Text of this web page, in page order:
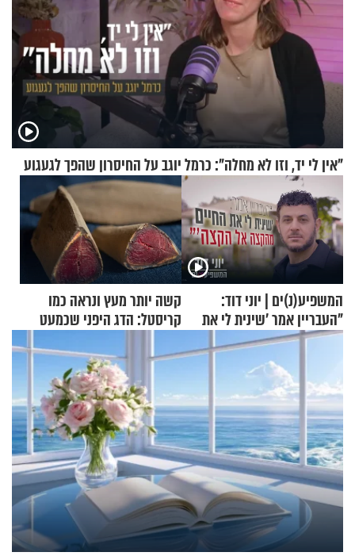
"אין לי יד, וזו לא מחלה": כרמל יוגב על החיסרון שהפך לגעגוע
המשפיע(נ)ים | יוני דוד:
"העבריין אמר 'שינית לי את
החיים מהקצה אל הקצה'"
קשה יותר מעץ ונראה כמו
קריסטל: הדג היפני שכמעט